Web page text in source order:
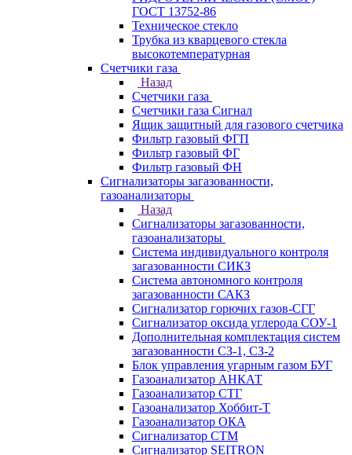
ГОСТ 13752-86
Техническое стекло
Трубка из кварцевого стекла
высокотемпературная
Счетчики газа
Назад
Счетчики газа
Счетчики газа Сигнал
Ящик защитный для газового счетчика
Фильтр газовый ФГП
Фильтр газовый ФГ
Фильтр газовый ФН
Сигнализаторы загазованности,
газоанализаторы
Назад
Сигнализаторы загазованности,
газоанализаторы
Система индивидуального контроля
загазованности СИКЗ
Система автономного контроля
загазованности САКЗ
Сигнализатор горючих газов-СГГ
Сигнализатор оксида углерода СОУ-1
Дополнительная комплектация систем
загазованности СЗ-1, СЗ-2
Блок управления угарным газом БУГ
Газоанализатор АНКАТ
Газоанализатор СТГ
Газоанализатор Хоббит-Т
Газоанализатор ОКА
Сигнализатор СТМ
Сигнализатор SEITRON